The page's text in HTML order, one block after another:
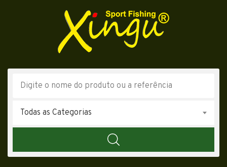
Todas as Categorias